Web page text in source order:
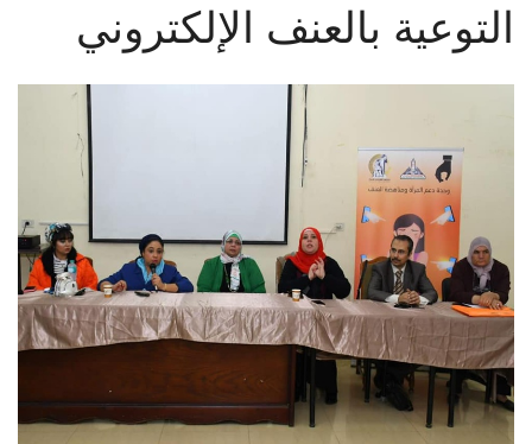
المراكز والوحدات
الأنظمة الذكية
تواصل معنا
الطلاب
الدراسات العليا
التوعية بالعنف الإلكتروني